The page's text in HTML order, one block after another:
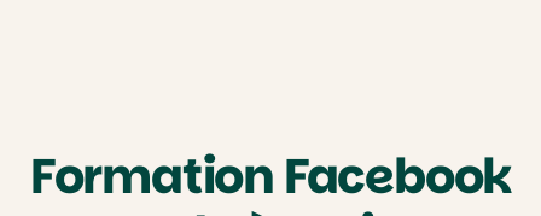
Formation Facebook